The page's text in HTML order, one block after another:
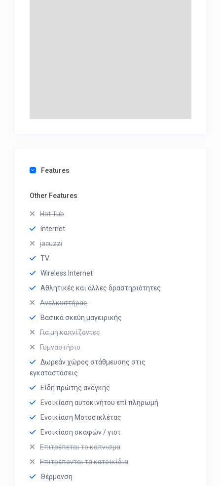
Features
Other Features
Hot Tub
Internet
jacuzzi
TV
Wireless Internet
Αθλητικές και άλλες δραστηριότητες
Ανελκυστήρας
Βασικά σκεύη μαγειρικής
Για μη καπνίζοντες
Γυμναστήριο
Δωρεάν χώρος στάθμευσης στις
εγκαταστάσεις
Είδη πρώτης ανάγκης
Ενοικίαση αυτοκινήτου επί πληρωμή
Ενοικίαση Μοτοσικλέτας
Ενοικίαση σκαφών / γιοτ
Επιτρέπεται το κάπνισμα
Επιτρέπονται τα κατοικίδια
Θέρμανση